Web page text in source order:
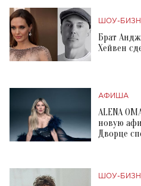
ШОУ-
Брат
Хейвен
АФИША
ALENA
новую
Дворце
ШОУ-